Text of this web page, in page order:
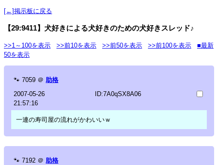
[←]掲示板に戻る
【29:9411】犬好きによる犬好きのための犬好きスレッド♪
>>1～100を表示 >>前10を表示 >>前50を表示 >>前100を表示
■最新
50を表示
🐾 7059 ＠ 助格
2007-05-26
21:57:16
ID:7A0qSX8A06
一連の寿司屋の流れがかわいいｗ
🐾 7192 ＠ 助格